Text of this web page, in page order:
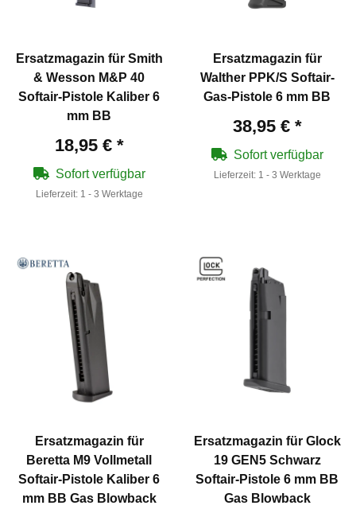
Ersatzmagazin für Smith
& Wesson M&P 40
Softair-Pistole Kaliber 6
mm BB
18,95 € *
Sofort verfügbar
Lieferzeit: 1 - 3 Werktage
Ersatzmagazin für
Walther PPK/S Softair-
Gas-Pistole 6 mm BB
38,95 € *
Sofort verfügbar
Lieferzeit: 1 - 3 Werktage
Ersatzmagazin für
Beretta M9 Vollmetall
Softair-Pistole Kaliber 6
mm BB Gas Blowback
Ersatzmagazin für Glock
19 GEN5 Schwarz
Softair-Pistole 6 mm BB
Gas Blowback